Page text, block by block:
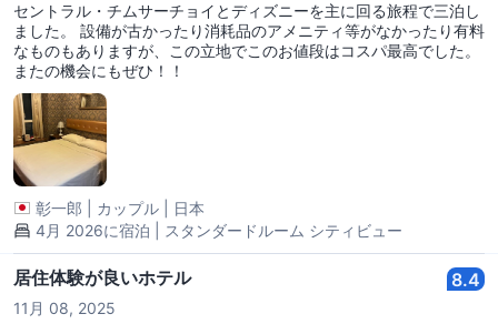
セントラル・チムサーチョイとディズニーを主に回る旅程で三泊し
ました。 設備が古かったり消耗品のアメニティ等がなかったり有料
なものもありますが、この立地でこのお値段はコスパ最高でした。
またの機会にもぜひ！！
彰一郎 カップル
日本
4月 2026に宿泊 | スタンダードルーム シティビュー
居住体験が良いホテル 8.4
11月 08, 2025